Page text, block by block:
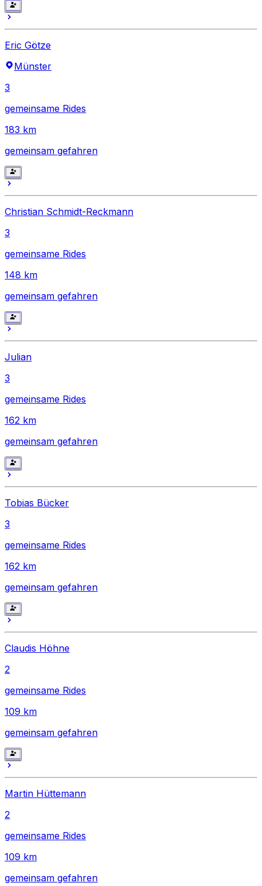
Eric Götze
Münster
3
gemeinsame Rides
183 km
gemeinsam gefahren
Christian Schmidt-Reckmann
3
gemeinsame Rides
148 km
gemeinsam gefahren
Julian
3
gemeinsame Rides
162 km
gemeinsam gefahren
Tobias Bücker
3
gemeinsame Rides
162 km
gemeinsam gefahren
Claudis Höhne
2
gemeinsame Rides
109 km
gemeinsam gefahren
Martin Hüttemann
2
gemeinsame Rides
109 km
gemeinsam gefahren